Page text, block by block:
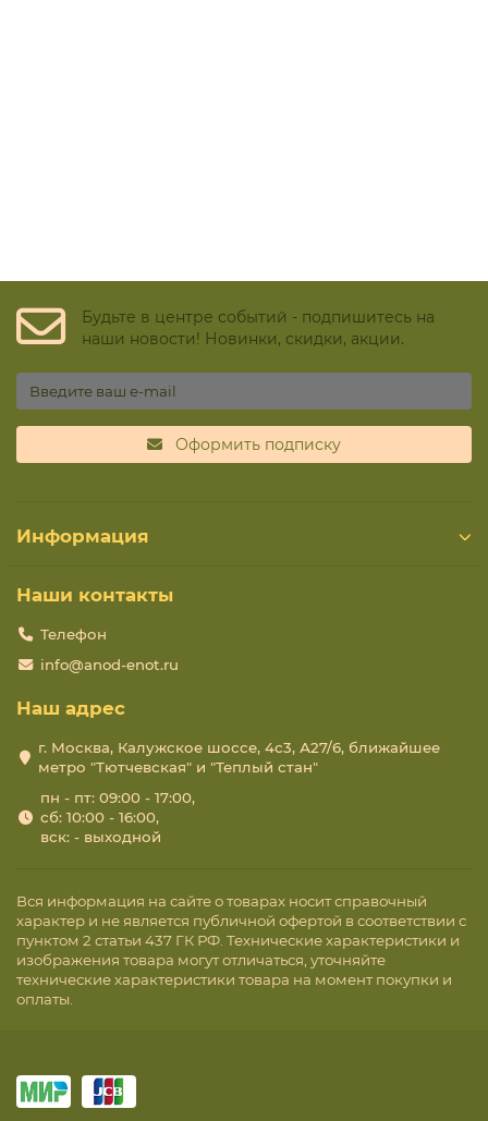
Будьте в центре событий - подпишитесь на
наши новости! Новинки, скидки, акции.
Оформить подписку
Информация
Наши контакты
Телефон
info@anod-enot.ru
Наш адрес
г. Москва, Калужское шоссе, 4с3, А27/6, ближайшее
метро "Тютчевская" и "Теплый стан"
пн - пт: 09:00 - 17:00,
сб: 10:00 - 16:00,
вск: - выходной
Вся информация на сайте о товарах носит справочный
характер и не является публичной офертой в соответствии с
пунктом 2 статьи 437 ГК РФ. Технические характеристики и
изображения товара могут отличаться, уточняйте
технические характеристики товара на момент покупки и
оплаты.